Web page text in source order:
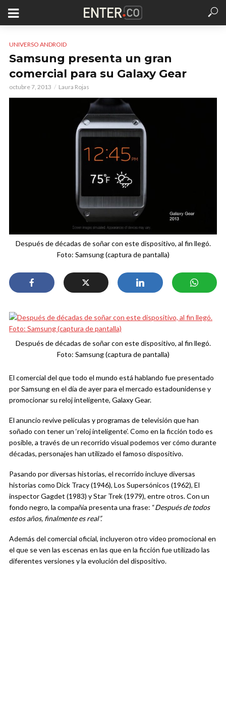
UNIVERSO ANDROID
Samsung presenta un gran
comercial para su Galaxy Gear
octubre 7, 2013 Laura Rojas
Después de décadas de soñar con este dispositivo, al fin llegó.
Foto: Samsung (captura de pantalla)
Después de décadas de soñar con este dispositivo, al fin llegó.
Foto: Samsung (captura de pantalla)
El comercial del que todo el mundo está hablando fue presentado
por Samsung en el día de ayer para el mercado estadounidense y
promocionar su reloj inteligente, Galaxy Gear.
El anuncio revive películas y programas de televisión que han
soñado con tener un ‘reloj inteligente’. Como en la ficción todo es
posible, a través de un recorrido visual podemos ver cómo durante
décadas, personajes han utilizado el famoso dispositivo.
Pasando por diversas historias, el recorrido incluye diversas
historias como Dick Tracy (1946), Los Supersónicos (1962), El
inspector Gagdet (1983) y Star Trek (1979), entre otros. Con un
fondo negro, la compañía presenta una frase: “Después de todos
estos años, finalmente es real”.
Además del comercial oficial, incluyeron otro video promocional en
el que se ven las escenas en las que en la ficción fue utilizado las
diferentes versiones y la evolución del dispositivo.